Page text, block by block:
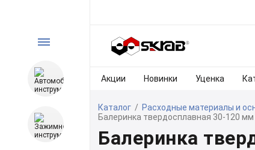
Акции Новинки Уценка
Каталог / Расходные материалы и
Балеринка твердосплавная 30-120 мм
Балеринка